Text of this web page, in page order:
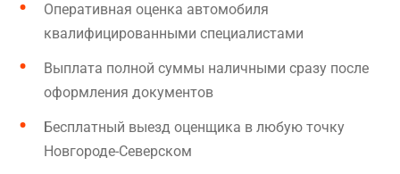
Оперативная оценка автомобиля
квалифицированными специалистами
Выплата полной суммы наличными сразу после
оформления документов
Бесплатный выезд оценщика в любую точку
Новгороде-Северском